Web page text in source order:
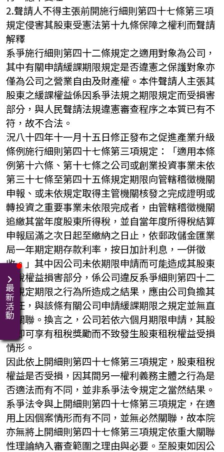
2.聲請人不得主張前開施行細則第四十七條第三項
規定侵害其股東受憲法第十九條保障之權利而聲請
解釋
系爭施行細則第四十二條規定之適用對象為公司，
其中有關申請緩課期限規定是否違憲之保護對象亦
僅為公司之營業自由及財產權。本件聲請人主張其
股東之緩課權益係因系爭法規之期限規定而受損害
部分，與人民聲請法規違憲審查程序之本質已有不
符，故不合法。
況八十四年十一月十五日修正發布之促進產業升級
條例施行細則第四十七條第三項規定：「適用本條
例第十六條、第十七條之公司或創業投資事業未依
第三十七條至第四十五條規定期限向管轄稽徵機關
申報、或未依規定取得主管機關核發之完成證明或
轉投資之重要事業未依限完成者，由管轄稽徵機關
追繳其當年度股東所得稅，並自當年度所得稅結算
申報屆滿之次日起至繳納之日止，依郵政儲金匯業
局一年期定期存款利率，按日加計利息，一併徵
收。」其中因公司未依期限申請而可能造成其股東
租稅權益損害部分，係公司違反系爭細則第四十二
條規定期限之行為所造成之結果，應由公司負擔其
責任，與該條有關公司申請緩課期限之規定並無直
接關聯。換言之，公司若依六個月期限申請，其股
東即可享有租稅獎勵而不致發生股東租稅權益受損
情形。
因此依上開細則第四十七條第三項規定，股東租稅
權益是否受損，因其間另一權利義務主體之行為是
否適法而有不同，並非系爭法令規定之當然結果。
系爭法令與上開細則第四十七條第三項規定，在適
用上因個案情形而有不同，並無必然關聯，故本院
亦無將上開細則第四十七條第三項規定依重大關聯
性理論納入審查範圍之理由與必要。至股東如因公
最新活動